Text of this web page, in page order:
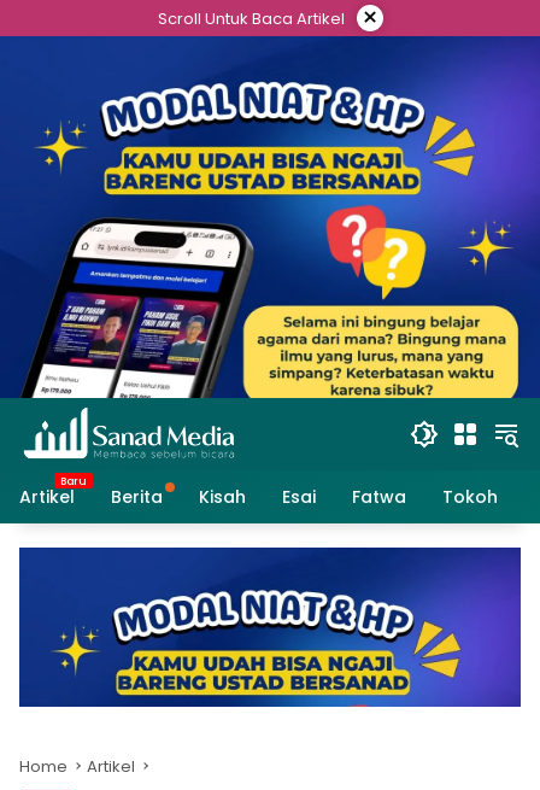
to
Scroll Untuk Baca Artikel ×
Artikel Berita Kisah Esai Fatwa Tokoh
Home Artikel